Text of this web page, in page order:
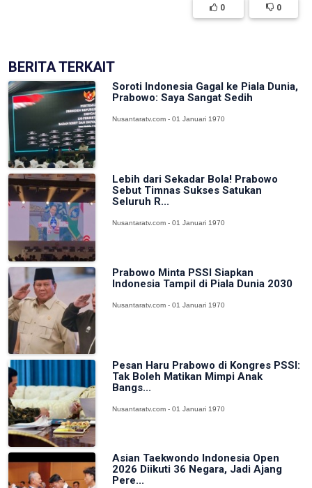
0 0
BERITA TERKAIT
Soroti Indonesia Gagal ke Piala Dunia,
Prabowo: Saya Sangat Sedih
Nusantaratv.com - 01 Januari 1970
Lebih dari Sekadar Bola! Prabowo
Sebut Timnas Sukses Satukan
Seluruh R...
Nusantaratv.com - 01 Januari 1970
Prabowo Minta PSSI Siapkan
Indonesia Tampil di Piala Dunia 2030
Nusantaratv.com - 01 Januari 1970
Pesan Haru Prabowo di Kongres PSSI:
Tak Boleh Matikan Mimpi Anak
Bangs...
Nusantaratv.com - 01 Januari 1970
Asian Taekwondo Indonesia Open
2026 Diikuti 36 Negara, Jadi Ajang
Pere...